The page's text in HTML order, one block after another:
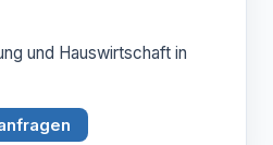
und Hauswirtschaft in